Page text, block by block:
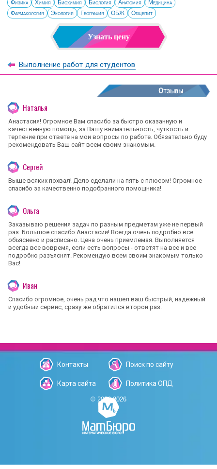
Физика Химия Биохимия Биология Анатомия
Медицина
Фармакология
Экология География ОБЖ Общепит
Узнать цену
Выполнение работ для студентов
Отзывы
Наталья
Анастасия! Огромное Вам спасибо за быстро оказанную и
качественную помощь, за Вашу внимательность, чуткость и
терпение при ответе на мои вопросы по работе. Обязательно буду
рекомендовать Ваш сайт всем своим знакомым.
Сергей
Выше всяких похвал! Дело сделали на пять с плюсом! Огромное
спасибо за качественно подобранного помощника!
Ольга
Заказываю решения задач по разным предметам уже не первый
раз. Большое спасибо Анастасии! Всегда очень подробно все
объяснено и расписано. Цена очень приемлемая. Выполняется
всегда все вовремя, если есть вопросы - ответят на все и все
подробно разъяснят. Рекомендую всем своим знакомым только
Вас!
Иван
Спасибо огромное, очень рад что нашел ваш быстрый, надежный
и удобный сервис, сразу же обратился второй раз.
Контакты Поиск по сайту
Карта сайта Политика ОПД
© 2006-2026